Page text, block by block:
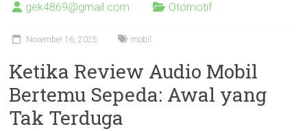
gek4869@gmail.com Otomotif
November 16, 2025 mobil
Ketika Review Audio Mobil
Bertemu Sepeda: Awal yang
Tak Terduga